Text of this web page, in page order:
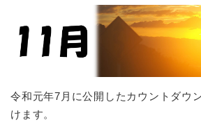
く
ペット・動物
おくやみ
地域活動・コミュニティ
令和元年7月に公開したカウントダウ
けます。